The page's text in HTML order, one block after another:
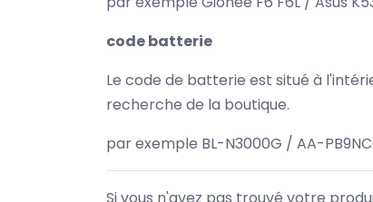
code batterie
Le code de batterie est situé à
recherche de la boutique.
par exemple BL-N3000G / AA-